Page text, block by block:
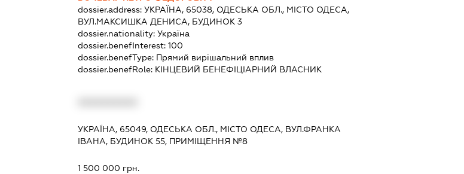
dossier.address: УКРАЇНА, 65038, ОДЕСЬКА ОБЛ., МІСТО ОДЕСА,
ВУЛ.МАКСИШКА ДЕНИСА, БУДИНОК 3
dossier.nationality: Україна
dossier.benefInterest: 100
dossier.benefType: Прямий вирішальний вплив
dossier.benefRole: КІНЦЕВИЙ БЕНЕФІЦІАРНИЙ ВЛАСНИК
УКРАЇНА, 65049, ОДЕСЬКА ОБЛ., МІСТО ОДЕСА, ВУЛ.ФРАНКА
ІВАНА, БУДИНОК 55, ПРИМІЩЕННЯ №8
1 500 000 грн.